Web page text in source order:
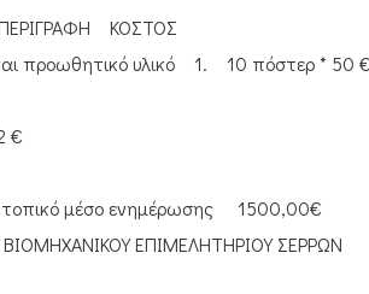
ΚΟΣΤΟΣ
προωθητικό υλικό 1. 10 πόστερ * 50
€
μέσο ενημέρωσης 1500,00€
ΕΠΙΜΕΛΗΤΗΡΙΟΥ ΣΕΡΡΩΝ